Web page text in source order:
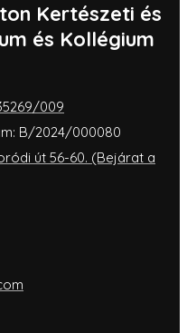
Kertészeti és
és Kollégium
009
B/2024/000080
út 56-60. (Bejárat a